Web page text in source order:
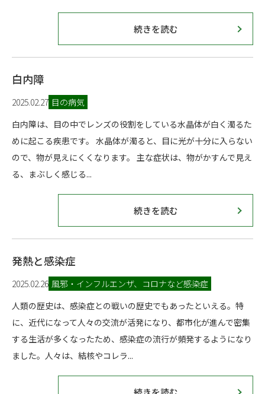
続きを読む
白内障
2025.02.27 目の病気
白内障は、目の中でレンズの役割をしている水晶体が白く濁るた
めに起こる疾患です。 水晶体が濁ると、目に光が十分に入らない
ので、物が見えにくくなります。 主な症状は、物がかすんで見え
る、まぶしく感じる...
続きを読む
発熱と感染症
2025.02.26 風邪・インフルエンザ、コロナなど感染症
人類の歴史は、感染症との戦いの歴史でもあったといえる。特
に、近代になって人々の交流が活発になり、都市化が進んで密集
する生活が多くなったため、感染症の流行が頻発するようになり
ました。人々は、結核やコレラ...